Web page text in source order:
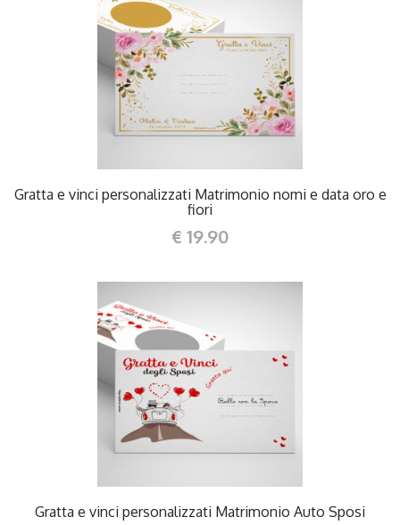
DETTAGLI
Gratta e vinci personalizzati Matrimonio nomi e data oro e
fiori
€ 19.90
DETTAGLI
Gratta e vinci personalizzati Matrimonio Auto Sposi